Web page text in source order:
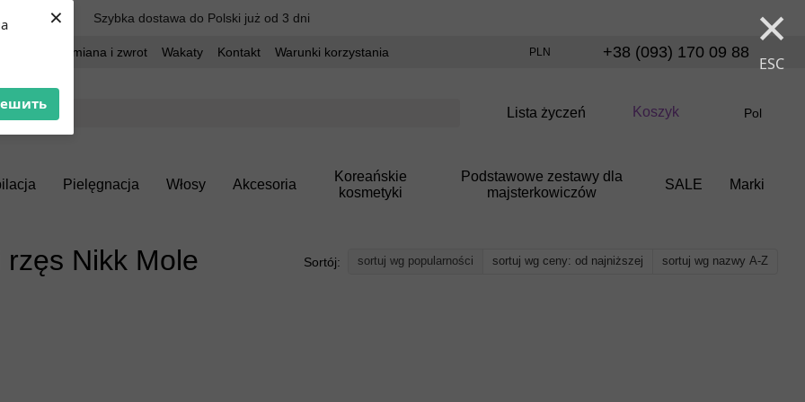
× ×
ESC
Szybka dostawa do Polski już od 3 dni
Wymiana i zwrot Wakaty Kontakt
Warunki korzystania
PLN +38 (093) 170 09 88
Lista życzeń Koszyk Pol
Pielęgnacja Włosy Akcesoria
Koreańskie
kosmetyki
Podstawowe zestawy dla
majsterkowiczów
SALE Marki
rzęs Nikk Mole Sortój: sortuj wg popularności sortuj wg ceny: od najniższej sortuj wg nazwy A-Z